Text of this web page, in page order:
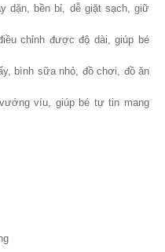
dặn, bền bỉ, dễ giặt sạch, giữ
chỉnh được độ dài, giúp bé
bình sữa nhỏ, đồ chơi, đồ ăn
víu, giúp bé tự tin mang